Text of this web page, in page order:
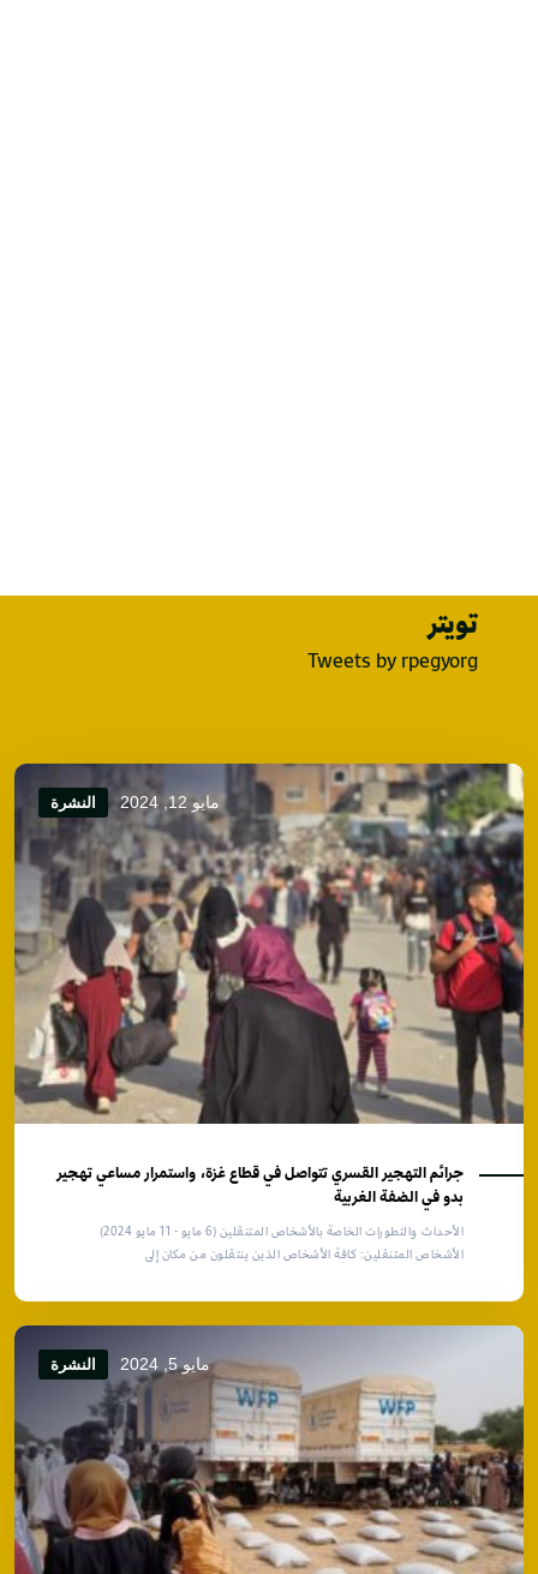
تويتر
Tweets by rpegyorg
مايو 12, 2024 النشرة
جرائم التهجير القسري تتواصل في قطاع غزة، واستمرار مساعي تهجير
بدو في الضفة الغربية
الأحداث والتطورات الخاصة بالأشخاص المتنقلين (6 مايو - 11 مايو 2024)
الأشخاص المتنقلين: كافة الأشخاص الذين ينتقلون من مكان إلى
مايو 5, 2024 النشرة